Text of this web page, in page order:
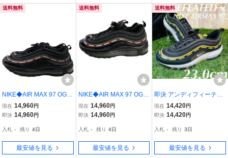
送料無料
NIKE◆AIR MAX 97 OG /
UNDFTD/エアマックス9
7/ブラック/AJ1986-001/2
現在 14,960円
即決 14,960円
入札 - 残り 4日
最安値を見る
送料無料
NIKE◆AIR MAX 97 OG /
UNDFTD/エアマックス9
7/ブラック/AJ1986-001/2
現在 14,960円
即決 14,960円
入札 - 残り 4日
最安値を見る
送料無料
即決 アンディフィーテッ
ド × ナイキ エアマックス
97 NIKE AIR MAX 97 メ
送料込み DC4830-001
現在 14,420円
即決 14,420円
入札 - 残り 3日
最安値を見る